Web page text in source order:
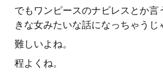
でもワンピースのナビレスとか
きな女みたいな話になっちゃうじ
難しいよね。
程よくね。